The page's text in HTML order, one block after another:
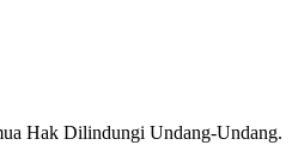
Hak Dilindungi Undang-Undang.